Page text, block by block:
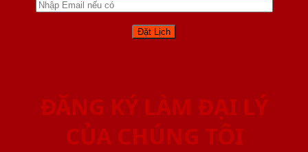
ĐĂNG KÝ LÀM ĐẠI LÝ
CỦA CHÚNG TÔI